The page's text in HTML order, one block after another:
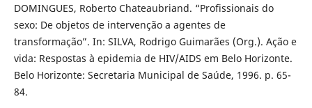
DOMINGUES, Roberto Chateaubriand. “Profissionais do
sexo: De objetos de intervenção a agentes de
transformação”. In: SILVA, Rodrigo Guimarães (Org.). Ação e
vida: Respostas à epidemia de HIV/AIDS em Belo Horizonte.
Belo Horizonte: Secretaria Municipal de Saúde, 1996. p. 65-
84.